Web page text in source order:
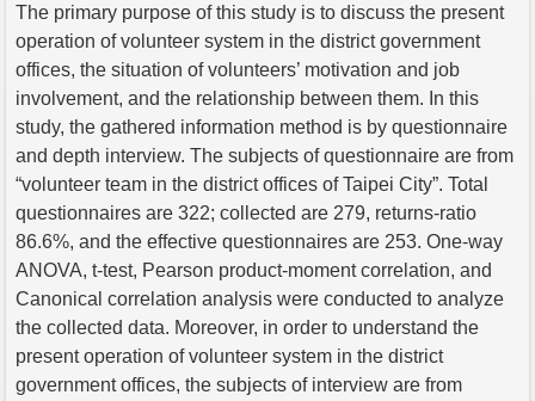
The primary purpose of this study is to discuss the present
operation of volunteer system in the district government
offices, the situation of volunteers’ motivation and job
involvement, and the relationship between them. In this
study, the gathered information method is by questionnaire
and depth interview. The subjects of questionnaire are from
“volunteer team in the district offices of Taipei City”. Total
questionnaires are 322; collected are 279, returns-ratio
86.6%, and the effective questionnaires are 253. One-way
ANOVA, t-test, Pearson product-moment correlation, and
Canonical correlation analysis were conducted to analyze
the collected data. Moreover, in order to understand the
present operation of volunteer system in the district
government offices, the subjects of interview are from